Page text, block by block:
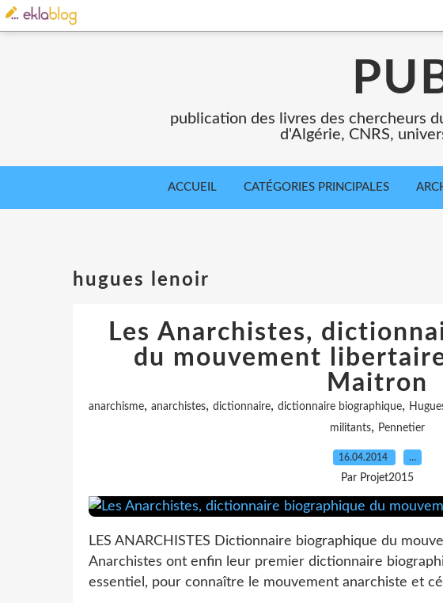
publication des livres des chercheurs
d'Algérie, CNRS,
ACCUEIL CATÉGORIES PRINCIPALES
hugues lenoir
Les Anarchistes,
du mouvement
Maitron
anarchisme, anarchistes, dictionnaire, dictionnaire biographique,
militants, Pennetier
16.04.2014 …
Par Projet2015
LES ANARCHISTES Dictionnaire biographique du
Anarchistes ont enfin leur premier dictionnaire
essentiel, pour connaître le mouvement anarchiste et